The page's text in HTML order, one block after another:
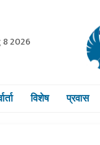
8 2026
विशेष प्रवास